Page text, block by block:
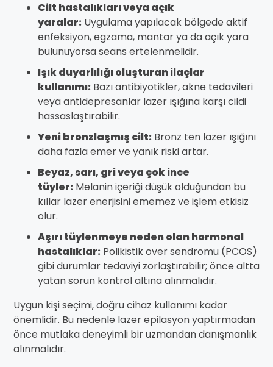
Cilt hastalıkları veya açık
yaralar: Uygulama yapılacak bölgede aktif
enfeksiyon, egzama, mantar ya da açık yara
bulunuyorsa seans ertelenmelidir.
Işık duyarlılığı oluşturan ilaçlar
kullanımı: Bazı antibiyotikler, akne tedavileri
veya antidepresanlar lazer ışığına karşı cildi
hassaslaştırabilir.
Yeni bronzlaşmış cilt: Bronz ten lazer ışığını
daha fazla emer ve yanık riski artar.
Beyaz, sarı, gri veya çok ince
tüyler: Melanin içeriği düşük olduğundan bu
kıllar lazer enerjisini ememez ve işlem etkisiz
olur.
Aşırı tüylenmeye neden olan hormonal
hastalıklar: Polikistik over sendromu (PCOS)
gibi durumlar tedaviyi zorlaştırabilir; önce altta
yatan sorun kontrol altına alınmalıdır.
Uygun kişi seçimi, doğru cihaz kullanımı kadar
önemlidir. Bu nedenle lazer epilasyon yaptırmadan
önce mutlaka deneyimli bir uzmandan danışmanlık
alınmalıdır.